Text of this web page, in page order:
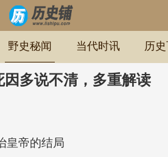
野史秘闻 当代时讯 历
因多说不清，多重解读
皇帝的结局